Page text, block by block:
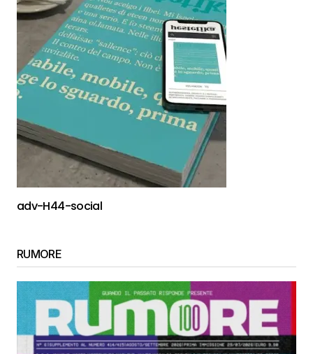
adv-H44-social
RUMORE